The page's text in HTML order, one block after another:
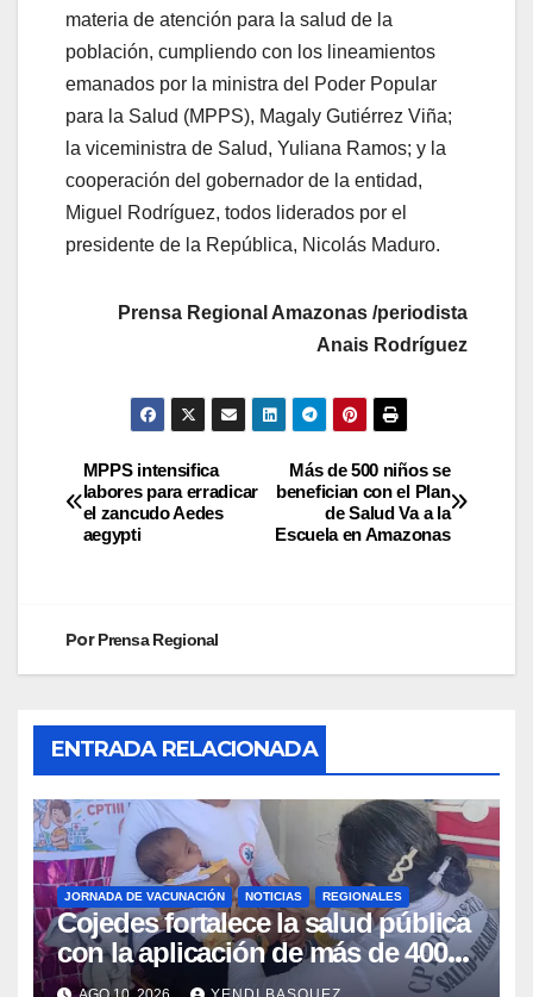
materia de atención para la salud de la
población, cumpliendo con los lineamientos
emanados por la ministra del Poder Popular
para la Salud (MPPS), Magaly Gutiérrez Viña;
la viceministra de Salud, Yuliana Ramos; y la
cooperación del gobernador de la entidad,
Miguel Rodríguez, todos liderados por el
presidente de la República, Nicolás Maduro.
Prensa Regional Amazonas /periodista
Anais Rodríguez
Más de 500 niños se
benefician con el Plan
de Salud Va a la
Escuela en Amazonas
MPPS intensifica
labores para erradicar
el zancudo Aedes
aegypti
PorPrensa Regional
ENTRADA RELACIONADA
JORNADA DE VACUNACIÓN NOTICIAS REGIONALES
Cojedes fortalece la salud pública
con la aplicación de más de 400
dosis en la «Fiesta de